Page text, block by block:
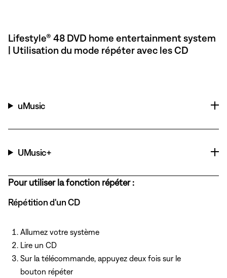
Lifestyle® 48 DVD home entertainment system
| Utilisation du mode répéter avec les CD
uMusic
UMusic+
Pour utiliser la fonction répéter :
Répétition d'un CD
Allumez votre système
Lire un CD
Sur la télécommande, appuyez deux fois sur le
bouton répéter